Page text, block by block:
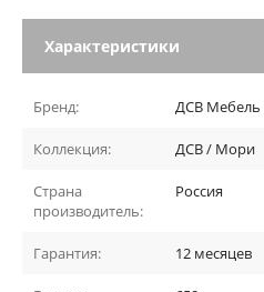
Характеристики
Бренд: ДСВ Мебель
Коллекция: ДСВ / Мори
Страна
производитель:
Россия
Гарантия: 12 месяцев